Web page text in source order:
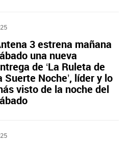
3 estrena mañana
una nueva
de ‘La Ruleta de
Suerte Noche’, líder y lo
visto de la noche del